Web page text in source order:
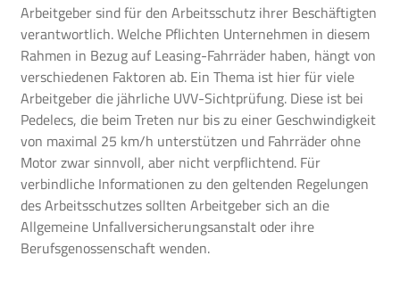
Arbeitgeber sind für den Arbeitsschutz ihrer Beschäftigten
verantwortlich. Welche Pflichten Unternehmen in diesem
Rahmen in Bezug auf Leasing-Fahrräder haben, hängt von
verschiedenen Faktoren ab. Ein Thema ist hier für viele
Arbeitgeber die jährliche UVV-Sichtprüfung. Diese ist bei
Pedelecs, die beim Treten nur bis zu einer Geschwindigkeit
von maximal 25 km/h unterstützen und Fahrräder ohne
Motor zwar sinnvoll, aber nicht verpflichtend. Für
verbindliche Informationen zu den geltenden Regelungen
des Arbeitsschutzes sollten Arbeitgeber sich an die
Allgemeine Unfallversicherungsanstaltoder ihre
Berufsgenossenschaft wenden.